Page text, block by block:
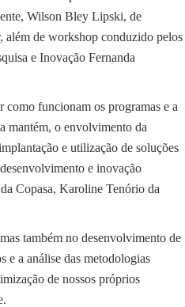
Wilson Bley Lipski, de
além de workshop conduzido pelos
e Inovação Fernanda
como funcionam os programas e a
mantém, o envolvimento da
e utilização de soluções
e inovação
Copasa, Karoline Tenório da
também no desenvolvimento de
e a análise das metodologias
de nossos próprios